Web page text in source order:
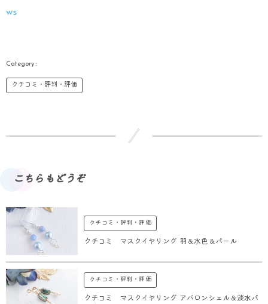
ws
クチコミ・評判・評価
こちらもどうぞ
クチコミ・評判・評価
クチコミ マスクイヤリング 羽＆水色＆パール
クチコミ・評判・評価
クチコミ マスクイヤリング アバロンシェル＆淡水パ